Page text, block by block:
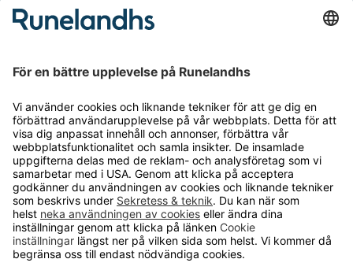
Personuppgiftshantering
OM RUNELANDHS
Om Runelandhs
Köpvillkor
Därför ska du välja oss
Lediga jobb
Kvalitets- och miljöpolicy